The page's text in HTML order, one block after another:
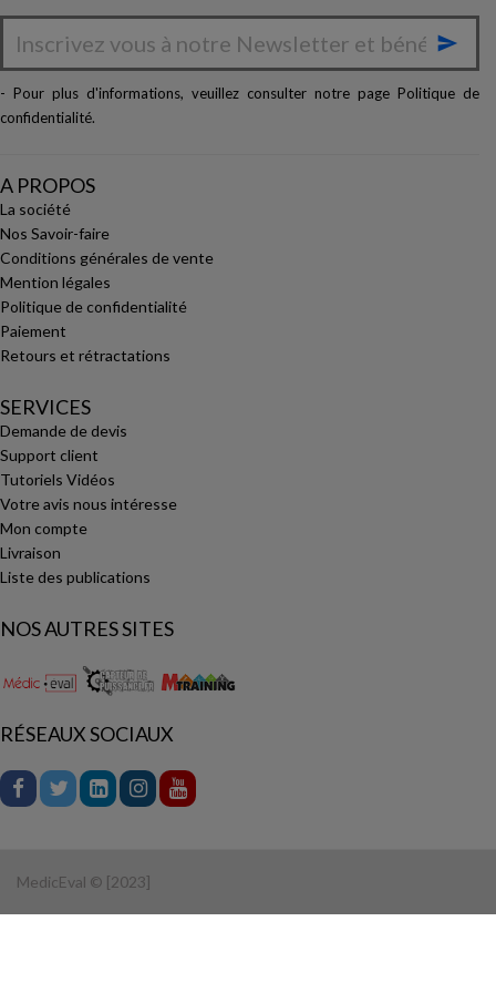

- Pour plus d'informations, veuillez consulter notre page Politique de
confidentialité.
A PROPOS
La société
Nos Savoir-faire
Conditions générales de vente
Mention légales
Politique de confidentialité
Paiement
Retours et rétractations
SERVICES
Demande de devis
Support client
Tutoriels Vidéos
Votre avis nous intéresse
Mon compte
Livraison
Liste des publications
NOS AUTRES SITES
RÉSEAUX SOCIAUX
MedicEval © [2023]